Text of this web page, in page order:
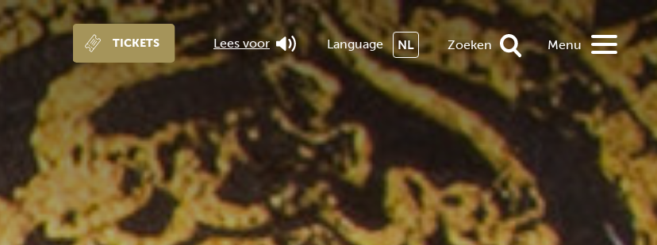
Lees voor Language NL Zoeken
TICKETS Menu